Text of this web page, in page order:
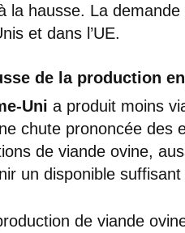
la hausse. La
et dans l’UE.
de la production
Uni a produit moins
chute prononcée des
de viande ovine,
un disponible
de viande